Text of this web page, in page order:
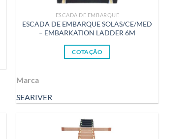
ESCADA DE EMBARQUE
ESCADA DE EMBARQUE SOLAS/CE/MED
– EMBARKATION LADDER 6M
COTAÇÃO
Marca
SEARIVER